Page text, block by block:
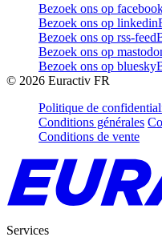
Bezoek ons op
Bezoek ons op linkedin
Bezoek ons op rss-feed
Bezoek ons op
Bezoek ons op bluesky
© 2026 Euractiv FR
Politique de
Conditions générales
Conditions de vente
Services